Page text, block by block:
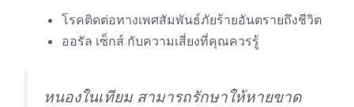
โรคติดต่อทางเพศสัมพันธ์ภัยร้ายอันตรายถึงชีวิต
ออรัล เซ็กส์ กับความเสี่ยงที่คุณควรรู้
หนองในเทียม สามารถรักษาให้หายขาด